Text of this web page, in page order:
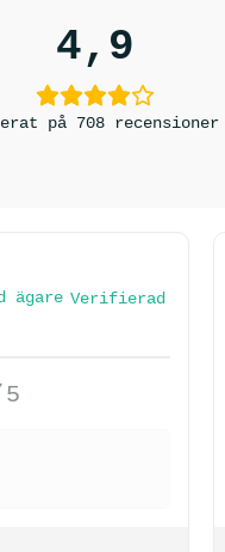
4,9
på 708 recensioner
Verifierad